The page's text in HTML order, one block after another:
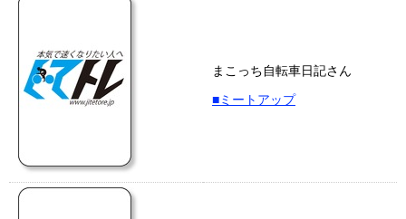
まこっち自転車日記さん
■ミートアップ